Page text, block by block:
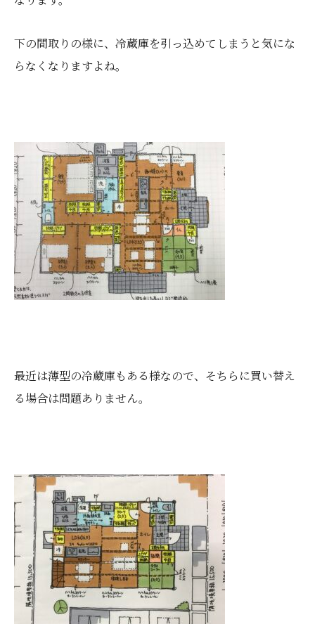
下の間取りの様に、冷蔵庫を引っ込めてしまうと気にな
らなくなりますよね。
最近は薄型の冷蔵庫もある様なので、そちらに買い替え
る場合は問題ありません。